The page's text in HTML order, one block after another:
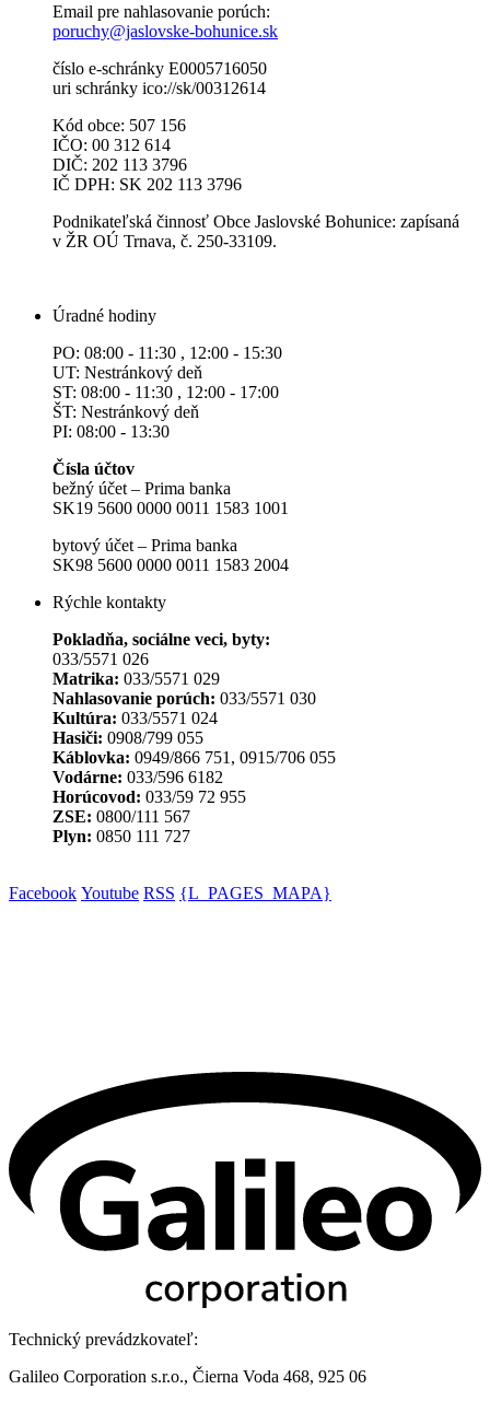
Email pre nahlasovanie porúch:
poruchy@jaslovske-bohunice.sk
číslo e-schránky E0005716050
uri schránky ico://sk/00312614
Kód obce: 507 156
IČO: 00 312 614
DIČ: 202 113 3796
IČ DPH: SK 202 113 3796
Podnikateľská činnosť Obce Jaslovské Bohunice: zapísaná
v ŽR OÚ Trnava, č. 250-33109.
Úradné hodiny
PO: 08:00 - 11:30 , 12:00 - 15:30
UT: Nestránkový deň
ST: 08:00 - 11:30 , 12:00 - 17:00
ŠT: Nestránkový deň
PI: 08:00 - 13:30
Čísla účtov
bežný účet – Prima banka
SK19 5600 0000 0011 1583 1001
bytový účet – Prima banka
SK98 5600 0000 0011 1583 2004
Rýchle kontakty
Pokladňa, sociálne veci, byty:
033/5571 026
Matrika: 033/5571 029
Nahlasovanie porúch: 033/5571 030
Kultúra: 033/5571 024
Hasiči: 0908/799 055
Káblovka: 0949/866 751, 0915/706 055
Vodárne: 033/596 6182
Horúcovod: 033/59 72 955
ZSE: 0800/111 567
Plyn: 0850 111 727
Facebook Youtube RSS {L_PAGES_MAPA}
Technický prevádzkovateľ:
Galileo Corporation s.r.o., Čierna Voda 468, 925 06